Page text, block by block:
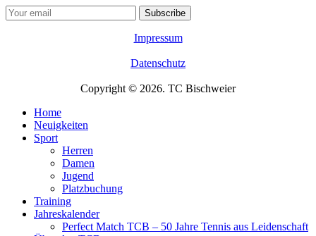
Impressum
Datenschutz
Copyright © 2026. TC Bischweier
Home
Neuigkeiten
Sport
Herren
Damen
Jugend
Platzbuchung
Training
Jahreskalender
Perfect Match TCB – 50 Jahre Tennis aus Leidenschaft